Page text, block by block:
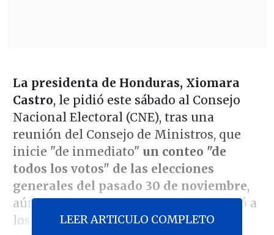
La presidenta de Honduras, Xiomara
Castro, le pidió este sábado al Consejo
Nacional Electoral (CNE), tras una
reunión del Consejo de Ministros, que
inicie "de inmediato" un conteo "de
todos los votos" de las elecciones
generales del pasado 30 de noviembre,
aún cuando el ente electoral ya declaró a
los ganadores de los comicios.
LEER ARTICULO COMPLETO